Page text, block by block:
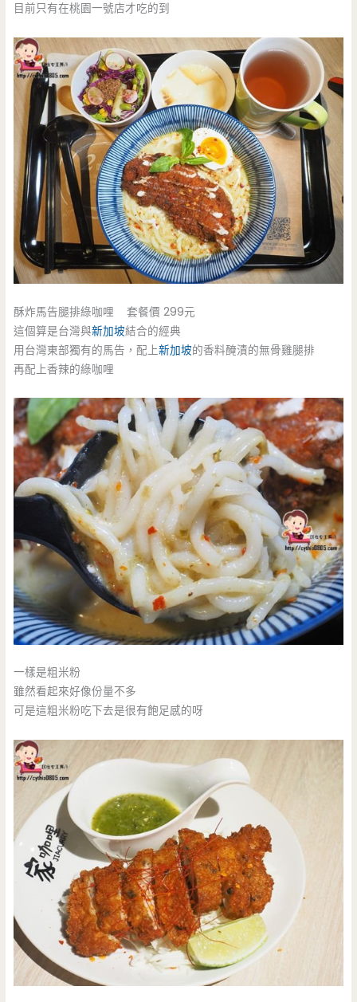
目前只有在桃園一號店才吃的到
酥炸馬告腿排綠咖哩 套餐價 299元
這個算是台灣與新加坡結合的經典
用台灣東部獨有的馬告，配上新加坡的香料醃漬的無骨雞腿排
再配上香辣的綠咖哩
一樣是粗米粉
雖然看起來好像份量不多
可是這粗米粉吃下去是很有飽足感的呀